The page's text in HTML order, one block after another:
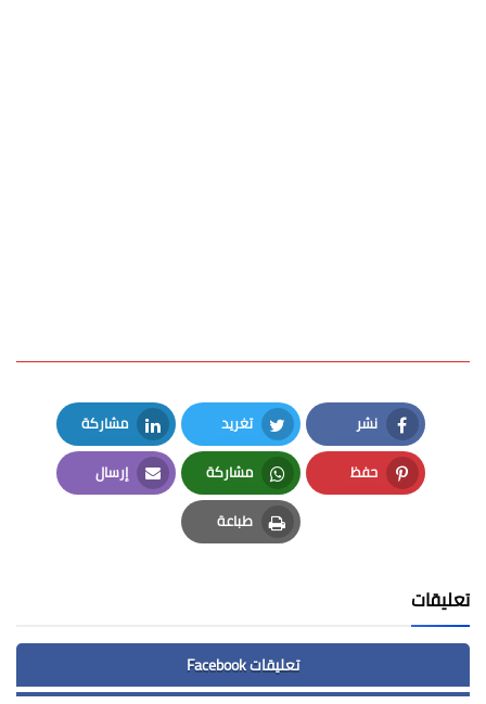
نشر
Facebook
تغريد
Twitter
مشاركة
LinkedIn
حفظ
Pinterest
مشاركة
Whatsapp
إرسال
Email
طباعة
Print
تعليقات
تعليقات Facebook